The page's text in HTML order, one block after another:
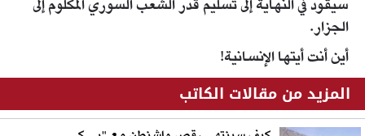
سيقود في النهاية إلى تسليم قدر الشعب السوري المكلوم إلى
الجزار.
أين أنت أيتها الإنسانية!
المزيد من مقالات الكاتب